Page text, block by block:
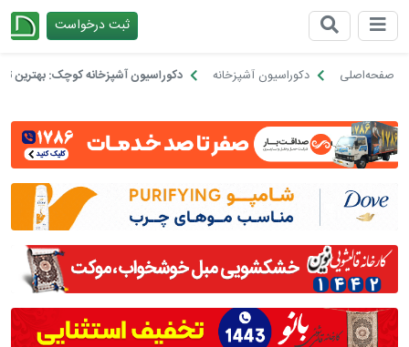
ثبت درخواست
صفحه‌اصلی دکوراسیون آشپزخانه دکوراسیون آشپزخانه کوچک: بهترین